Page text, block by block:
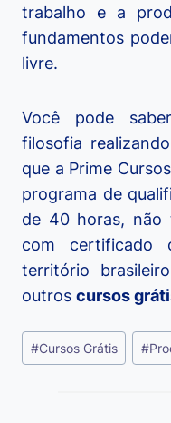
trabalho e a
fundamentos
livre.
Você pode
filosofia
que a Prime
programa de
de 40 horas, não
com certificado
território
outros cursos
Tags
do
#Cursos Grátis #